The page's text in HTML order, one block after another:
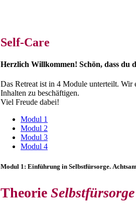
Self-Care
Herzlich Willkommen! Schön, dass du
Das Retreat ist in 4 Module unterteilt.
Inhalten zu beschäftigen.
Viel Freude dabei!
Modul 1
Modul 2
Modul 3
Modul 4
Modul 1: Einführung in Selbstfürsorge.
Theorie Selbstfürsorge